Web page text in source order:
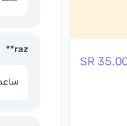
35.00
raz**